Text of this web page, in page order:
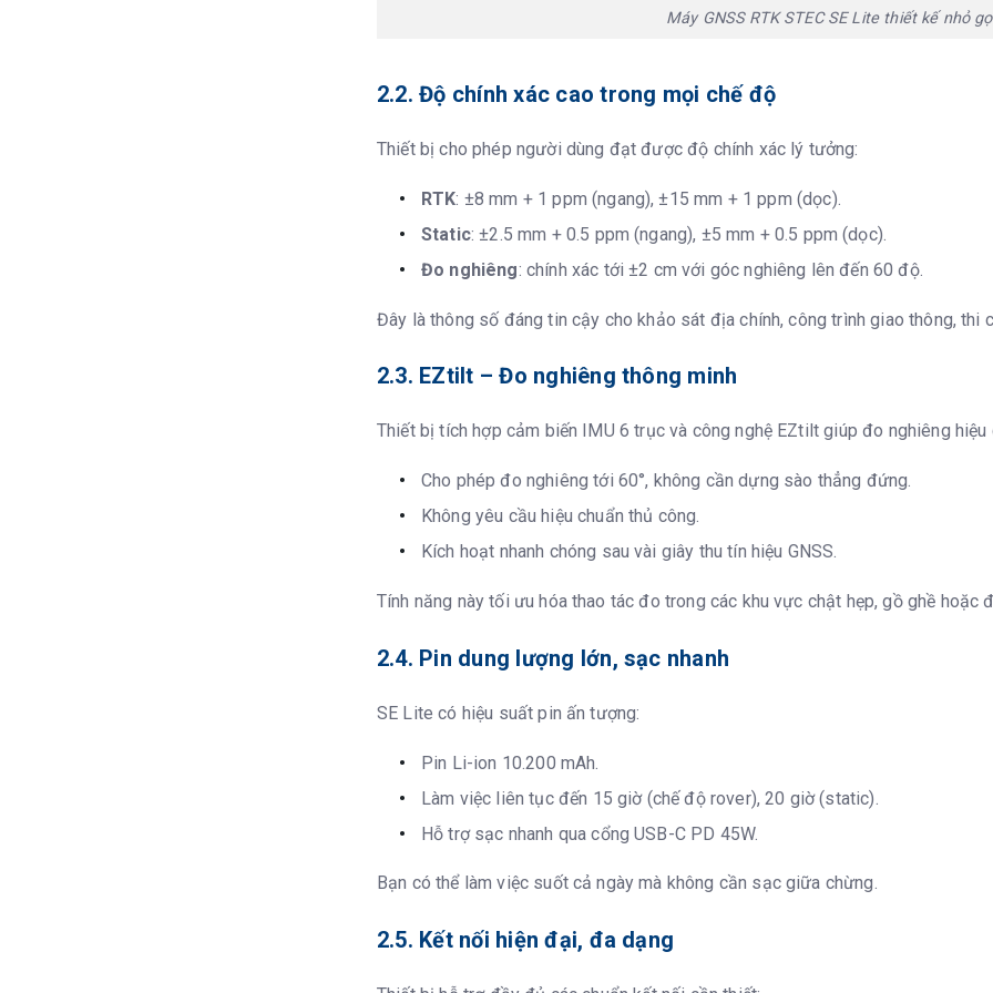
Thời gian
Kích thước
Trọng lượng 590g
Nhiệt độ làm việc -40°C to
10ms
Máy GNSS RTK STEC SE Lite thiết kế nhỏ
2.2. Độ chính xác cao trong mọi chế độ
Thiết bị cho phép người dùng đạt được độ chính xác lý tưởng:
RTK: ±8 mm + 1 ppm (ngang), ±15 mm + 1 ppm (dọc).
Static: ±2.5 mm + 0.5 ppm (ngang), ±5 mm + 0.5 ppm (dọc).
Đo nghiêng: chính xác tới ±2 cm với góc nghiêng lên đến 60 độ.
Đây là thông số đáng tin cậy cho khảo sát địa chính, công trình giao thông, thi
2.3. EZtilt – Đo nghiêng thông minh
Thiết bị tích hợp cảm biến IMU 6 trục và công nghệ EZtilt giúp đo nghiêng hiệu
Cho phép đo nghiêng tới 60°, không cần dựng sào thẳng đứng.
Không yêu cầu hiệu chuẩn thủ công.
Kích hoạt nhanh chóng sau vài giây thu tín hiệu GNSS.
Tính năng này tối ưu hóa thao tác đo trong các khu vực chật hẹp, gồ ghề hoặc
2.4. Pin dung lượng lớn, sạc nhanh
SE Lite có hiệu suất pin ấn tượng:
Pin Li-ion 10.200 mAh.
Làm việc liên tục đến 15 giờ (chế độ rover), 20 giờ (static).
Hỗ trợ sạc nhanh qua cổng USB-C PD 45W.
Bạn có thể làm việc suốt cả ngày mà không cần sạc giữa chừng.
2.5. Kết nối hiện đại, đa dạng